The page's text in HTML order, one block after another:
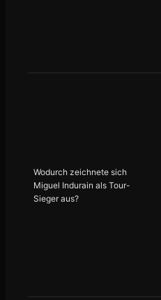
Wodurch zeichnete sich
Miguel Indurain als Tour-
Sieger aus?